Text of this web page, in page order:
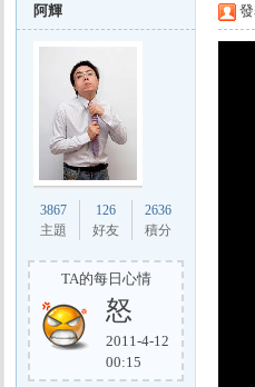
Mi
阿輝
3867
主題
126
好友
2636
積分
TA的每日心情
怒
2011-4-12
00:15